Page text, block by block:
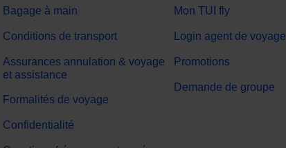
Bagage à main
Conditions de transport
Assurances annulation & voyage
et assistance
Formalités de voyage
Confidentialité
Mon TUI fly
Login agent de voyage
Promotions
Demande de groupe